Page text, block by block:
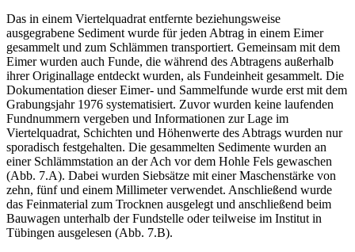
Das in einem Viertelquadrat entfernte beziehungsweise
ausgegrabene Sediment wurde für jeden Abtrag in einem Eimer
gesammelt und zum Schlämmen transportiert. Gemeinsam mit dem
Eimer wurden auch Funde, die während des Abtragens außerhalb
ihrer Originallage entdeckt wurden, als Fundeinheit gesammelt. Die
Dokumentation dieser Eimer- und Sammelfunde wurde erst mit dem
Grabungsjahr 1976 systematisiert. Zuvor wurden keine laufenden
Fundnummern vergeben und Informationen zur Lage im
Viertelquadrat, Schichten und Höhenwerte des Abtrags wurden nur
sporadisch festgehalten. Die gesammelten Sedimente wurden an
einer Schlämmstation an der Ach vor dem Hohle Fels gewaschen
(Abb. 7.A). Dabei wurden Siebsätze mit einer Maschenstärke von
zehn, fünf und einem Millimeter verwendet. Anschließend wurde
das Feinmaterial zum Trocknen ausgelegt und anschließend beim
Bauwagen unterhalb der Fundstelle oder teilweise im Institut in
Tübingen ausgelesen (Abb. 7.B).